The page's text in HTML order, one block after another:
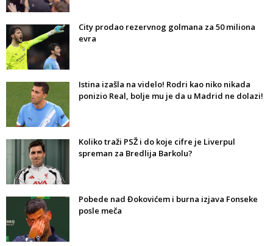
City prodao rezervnog golmana za 50 miliona
evra
Istina izašla na videlo! Rodri kao niko nikada
ponizio Real, bolje mu je da u Madrid ne dolazi!
Koliko traži PSŽ i do koje cifre je Liverpul
spreman za Bredlija Barkolu?
Pobede nad Đokovićem i burna izjava Fonseke
posle meča